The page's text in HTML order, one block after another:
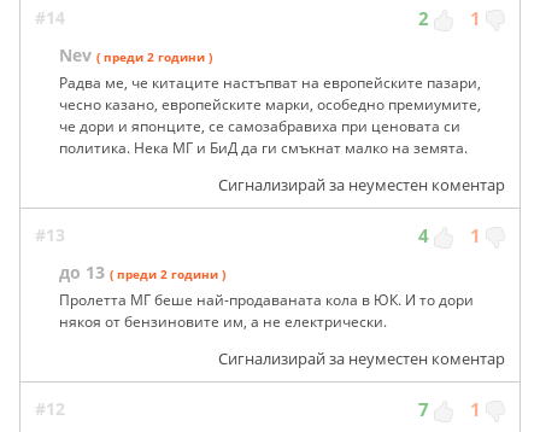
#14 2 1
Nev ( преди 2 години )
Радва ме, че китаците настъпват на европейските пазари,
чесно казано, европейските марки, особедно премиумите,
че дори и японците, се самозабравиха при ценовата си
политика. Нека МГ и БиД да ги смъкнат малко на земята.
Сигнализирай за неуместен коментар
#13 4 1
до 13 ( преди 2 години )
Пролетта МГ беше най-продаваната кола в ЮК. И то дори
някоя от бензиновите им, а не електрически.
Сигнализирай за неуместен коментар
#12 7 1